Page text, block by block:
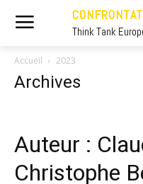
Think Tank
Accueil 2023
Archives
Auteur :
Christophe